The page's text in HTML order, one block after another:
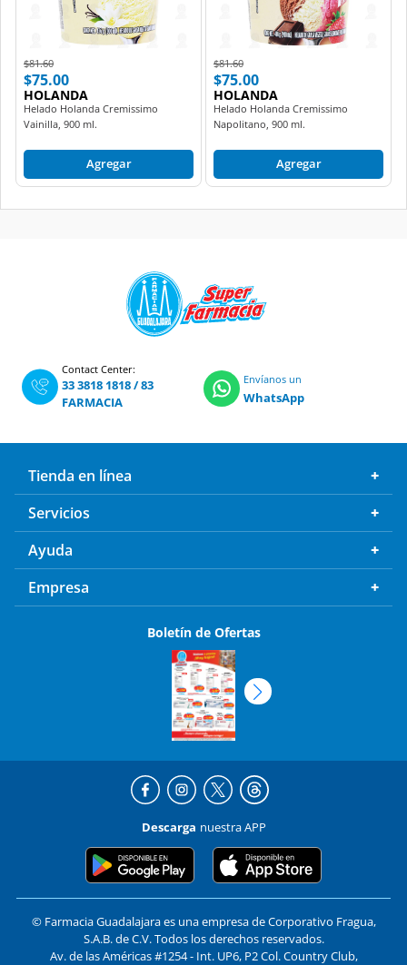
Price reduced from
$81.60to
$75.00
HOLANDA
Helado Holanda Cremissimo
Vainilla, 900 ml.
Agregar
Price reduced from
$81.60to
$75.00
HOLANDA
Helado Holanda Cremissimo
Napolitano, 900 ml.
Agregar
Contact Center:
33 3818 1818/83
FARMACIA
Envíanos un
WhatsApp
Tienda en línea
Servicios
Ayuda
Empresa
Boletín de Ofertas
Descarga nuestra APP
© Farmacia Guadalajara es una empresa de Corporativo Fragua,
S.A.B. de C.V. Todos los derechos reservados.
Av. de las Américas #1254 - Int. UP6, P2 Col. Country Club,